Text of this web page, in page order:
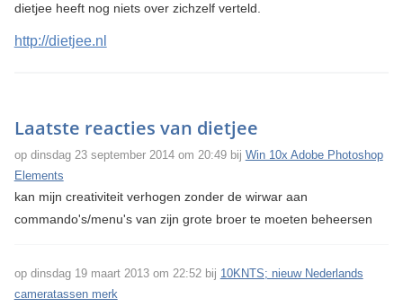
dietjee heeft nog niets over zichzelf verteld.
http://dietjee.nl
Laatste reacties van dietjee
op dinsdag 23 september 2014 om 20:49 bij Win 10x Adobe Photoshop
Elements
kan mijn creativiteit verhogen zonder de wirwar aan
commando's/menu's van zijn grote broer te moeten beheersen
op dinsdag 19 maart 2013 om 22:52 bij 10KNTS; nieuw Nederlands
cameratassen merk